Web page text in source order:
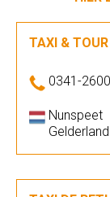
TAXI &
0341-
Nunspeet
Gelderland